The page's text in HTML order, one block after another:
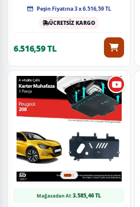
Peşin Fiyatına 3 x 6.516,59 TL
ÜCRETSİZ KARGO
6.516,59 TL
Mağazadan Al:3.585,46 TL